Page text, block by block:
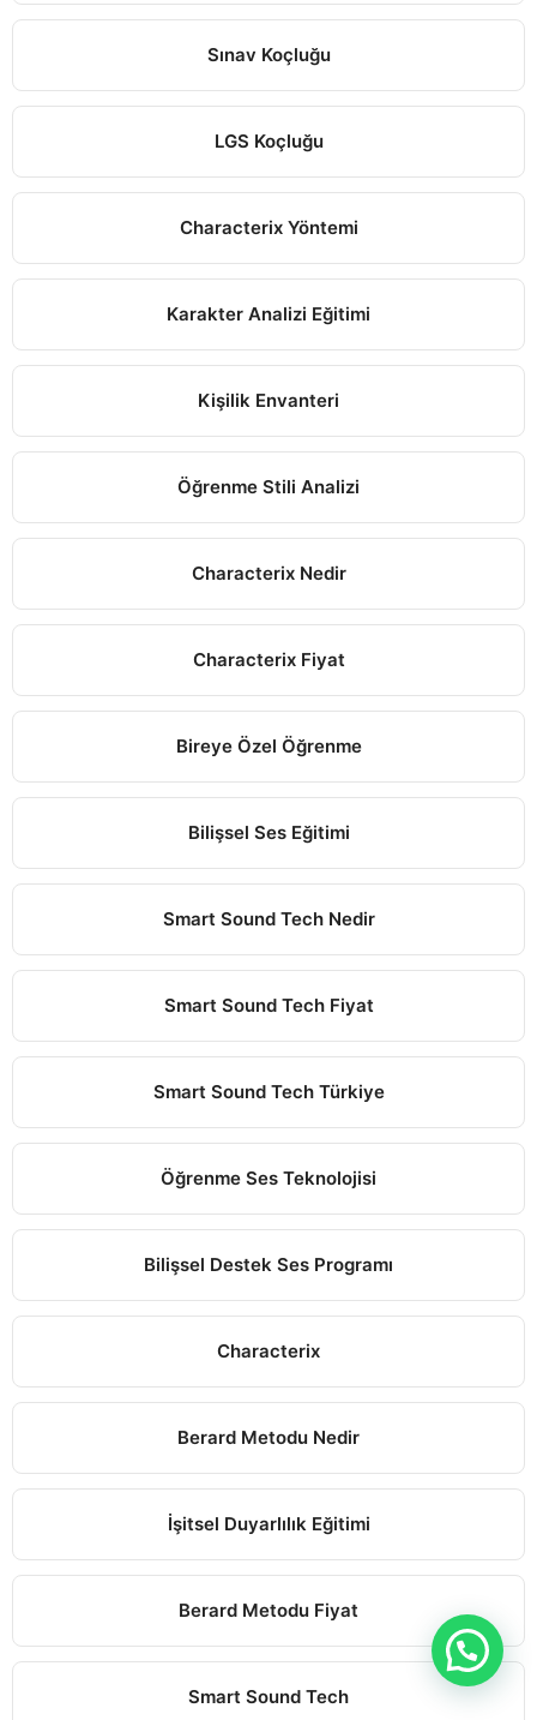
Sınav Koçluğu
LGS Koçluğu
Characterix Yöntemi
Karakter Analizi Eğitimi
Kişilik Envanteri
Öğrenme Stili Analizi
Characterix Nedir
Characterix Fiyat
Bireye Özel Öğrenme
Bilişsel Ses Eğitimi
Smart Sound Tech Nedir
Smart Sound Tech Fiyat
Smart Sound Tech Türkiye
Öğrenme Ses Teknolojisi
Bilişsel Destek Ses Programı
Characterix
Berard Metodu Nedir
İşitsel Duyarlılık Eğitimi
Berard Metodu Fiyat
Smart Sound Tech